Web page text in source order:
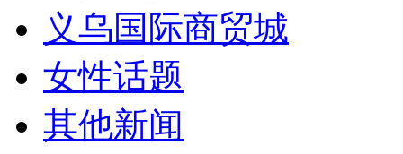
义乌国际商贸城
女性话题
其他新闻